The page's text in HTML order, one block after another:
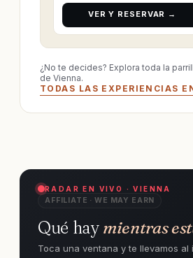
VER Y RESERVAR →
¿No te decides? Explora toda la
de Vienna.
TODAS LAS EXPERIENCIAS
RADAR EN VIVO · VIENNA
AFFILIATE · WE MAY EARN
Qué hay mientras
Toca una ventana y te llevamos al